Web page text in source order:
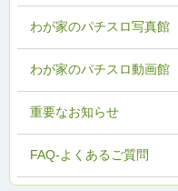
FAQ-よくあるご質問
わが家のパチスロ写真館
わが家のパチスロ動画館
重要なお知らせ